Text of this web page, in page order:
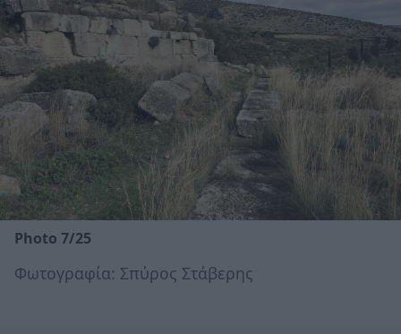
Photo 7/25
Φωτογραφία: Σπύρος Στάβερης